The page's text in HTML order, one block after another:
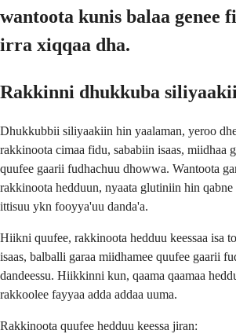
wantoota kunis balaa genee
irra xiqqaa dha.
Rakkinni dhukkuba
Dhukkubbii siliyaakiin hin yaalaman, yeroo
rakkinoota cimaa fidu, sababiin isaas, miidhaa
quufee gaarii fudhachuu dhowwa. Wantoota
rakkinoota hedduun, nyaata glutiniin hin
ittisuu ykn fooyya'uu danda'a.
Hiikni quufee, rakkinoota hedduu keessaa isa
isaas, balballi garaa miidhamee quufee gaarii
dandeessu. Hiikkinni kun, qaama qaamaa
rakkoolee fayyaa adda addaa uuma.
Rakkinoota quufee hedduu keessa jiran: